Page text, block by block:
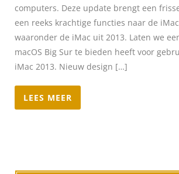
computers. Deze update brengt een
een reeks krachtige functies naar de
waaronder de iMac uit 2013. Laten we
macOS Big Sur te bieden heeft voor
iMac 2013. Nieuw design […]
LEES MEER